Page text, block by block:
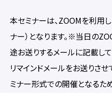
本セミナーは、ZOOMを利用
ナー）となります。※当日の
途お送りするメールに記載し
リマインドメールをお送りさ
ミナー形式での開催となるた